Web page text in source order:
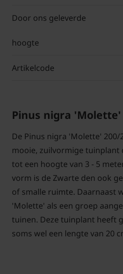
Door ons geleverde
hoogte
Artikelcode
Pinus nigra
De Pinus nigra 'Molette' 200/
mooie, zuilvormige tuinplant
tot een hoogte van 3 - 5
vorm is de Zwarte den ook
of smalle ruimte. Daarnaast
'Molette' als een groep
tuinen. Deze tuinplant heeft
soms wel een lengte van 20